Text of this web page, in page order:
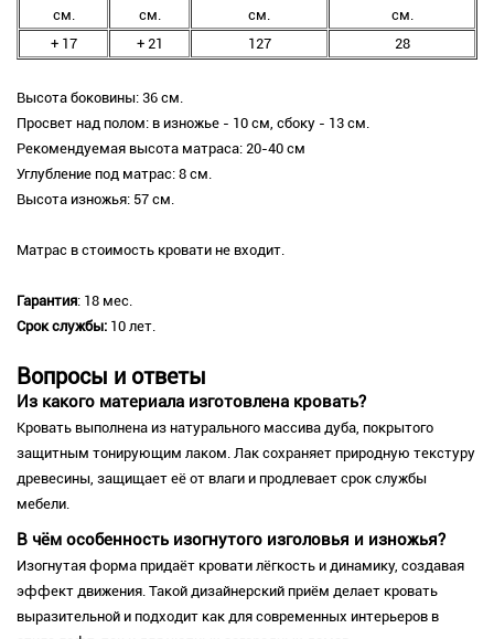
см.
см.
см.
см.
+ 17
+ 21 127 28
Высота боковины: 36 см.
Просвет над полом: в изножье - 10 см, сбоку - 13 см.
Рекомендуемая высота матраса: 20-40 см
Углубление под матрас: 8 см.
Высота изножья: 57 см.
Матрас в стоимость кровати не входит.
Гарантия: 18 мес.
Срок службы: 10 лет.
Вопросы и ответы
Из какого материала изготовлена кровать?
Кровать выполнена из натурального массива дуба, покрытого
защитным тонирующим лаком. Лак сохраняет природную текстуру
древесины, защищает её от влаги и продлевает срок службы
мебели.
В чём особенность изогнутого изголовья и изножья?
Изогнутая форма придаёт кровати лёгкость и динамику, создавая
эффект движения. Такой дизайнерский приём делает кровать
выразительной и подходит как для современных интерьеров в